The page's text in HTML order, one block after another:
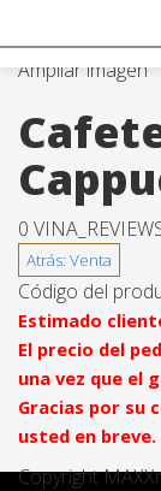
Ampliar imagen
0
Código del
Estimado
El precio del
una vez que el
Gracias por su
usted en breve.
Copyright